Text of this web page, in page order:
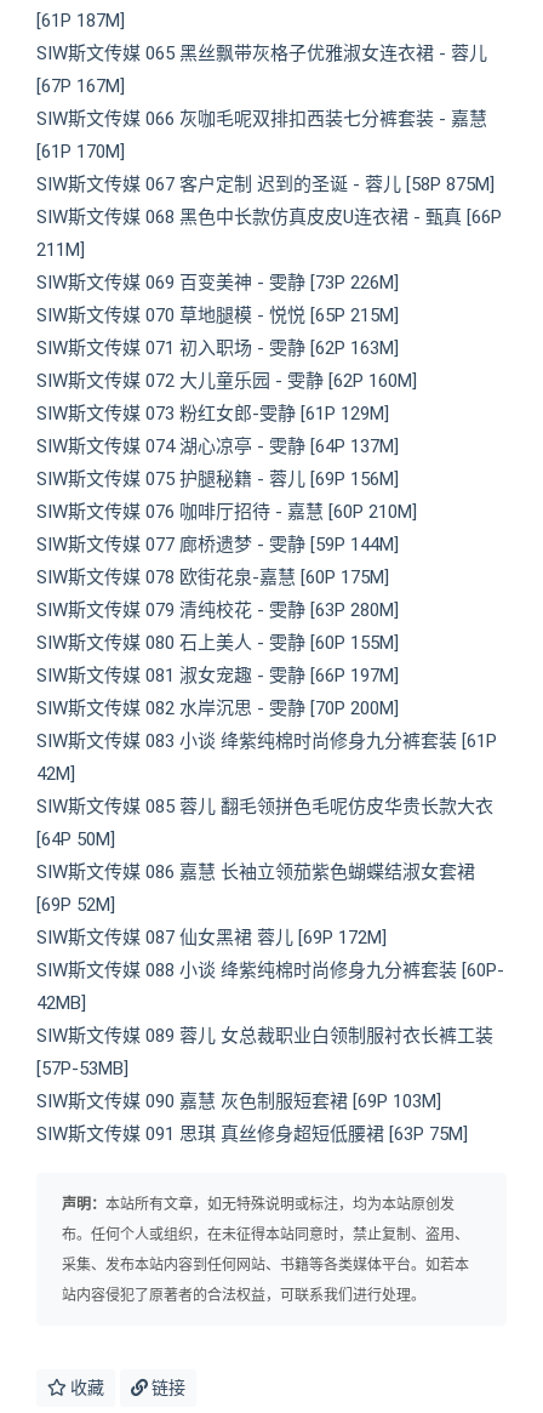
[61P 187M]
SIW斯文传媒 065 黑丝飘带灰格子优雅淑女连衣裙 - 蓉儿
[67P 167M]
SIW斯文传媒 066 灰咖毛呢双排扣西装七分裤套装 - 嘉慧
[61P 170M]
SIW斯文传媒 067 客户定制 迟到的圣诞 - 蓉儿 [58P 875M]
SIW斯文传媒 068 黑色中长款仿真皮皮U连衣裙 - 甄真 [66P
211M]
SIW斯文传媒 069 百变美神 - 雯静 [73P 226M]
SIW斯文传媒 070 草地腿模 - 悦悦 [65P 215M]
SIW斯文传媒 071 初入职场 - 雯静 [62P 163M]
SIW斯文传媒 072 大儿童乐园 - 雯静 [62P 160M]
SIW斯文传媒 073 粉红女郎-雯静 [61P 129M]
SIW斯文传媒 074 湖心凉亭 - 雯静 [64P 137M]
SIW斯文传媒 075 护腿秘籍 - 蓉儿 [69P 156M]
SIW斯文传媒 076 咖啡厅招待 - 嘉慧 [60P 210M]
SIW斯文传媒 077 廊桥遗梦 - 雯静 [59P 144M]
SIW斯文传媒 078 欧街花泉-嘉慧 [60P 175M]
SIW斯文传媒 079 清纯校花 - 雯静 [63P 280M]
SIW斯文传媒 080 石上美人 - 雯静 [60P 155M]
SIW斯文传媒 081 淑女宠趣 - 雯静 [66P 197M]
SIW斯文传媒 082 水岸沉思 - 雯静 [70P 200M]
SIW斯文传媒 083 小谈 绛紫纯棉时尚修身九分裤套装 [61P
42M]
SIW斯文传媒 085 蓉儿 翻毛领拼色毛呢仿皮华贵长款大衣
[64P 50M]
SIW斯文传媒 086 嘉慧 长袖立领茄紫色蝴蝶结淑女套裙
[69P 52M]
SIW斯文传媒 087 仙女黑裙 蓉儿 [69P 172M]
SIW斯文传媒 088 小谈 绛紫纯棉时尚修身九分裤套装 [60P-
42MB]
SIW斯文传媒 089 蓉儿 女总裁职业白领制服衬衣长裤工装
[57P-53MB]
SIW斯文传媒 090 嘉慧 灰色制服短套裙 [69P 103M]
SIW斯文传媒 091 思琪 真丝修身超短低腰裙 [63P 75M]
声明： 本站所有文章，如无特殊说明或标注，均为本站原创发
布。任何个人或组织，在未征得本站同意时，禁止复制、盗用、
采集、发布本站内容到任何网站、书籍等各类媒体平台。如若本
站内容侵犯了原著者的合法权益，可联系我们进行处理。
收藏 链接